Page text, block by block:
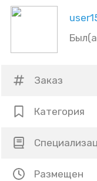
Заказ
Категория
Размещен